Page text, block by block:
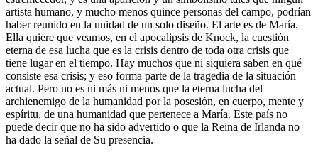
artista humano, y mucho menos quince personas del campo, podrían
haber reunido en la unidad de un solo diseño. El arte es de María.
Ella quiere que veamos, en el apocalipsis de Knock, la cuestión
eterna de esa lucha que es la crisis dentro de toda otra crisis que
tiene lugar en el tiempo. Hay muchos que ni siquiera saben en qué
consiste esa crisis; y eso forma parte de la tragedia de la situación
actual. Pero no es ni más ni menos que la eterna lucha del
archienemigo de la humanidad por la posesión, en cuerpo, mente y
espíritu, de una humanidad que pertenece a María. Este país no
puede decir que no ha sido advertido o que la Reina de Irlanda no
ha dado la señal de Su presencia.